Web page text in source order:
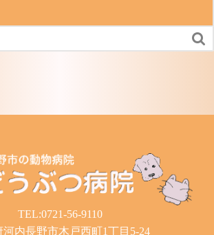

TEL:0721-56-9110
河内長野市木戸西町1丁目5-24